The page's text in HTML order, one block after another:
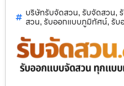
บริษัทรับจัดสวน, รับจัดสวน,
สวน, รับออกแบบภูมิทัศน์, รับ